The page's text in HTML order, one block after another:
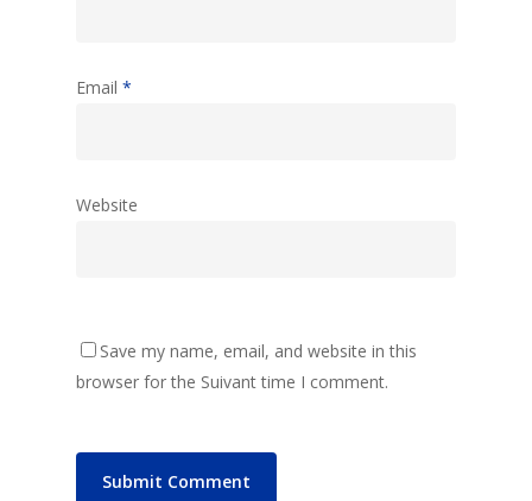
Email *
Website
Save my name, email, and website in this
browser for the Suivant time I comment.